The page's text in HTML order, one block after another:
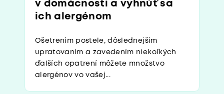
v domácnosti a vyhnúť sa
ich alergénom
Ošetrením postele, dôslednejším
upratovaním a zavedením niekoľkých
ďalších opatrení môžete množstvo
alergénov vo vašej...